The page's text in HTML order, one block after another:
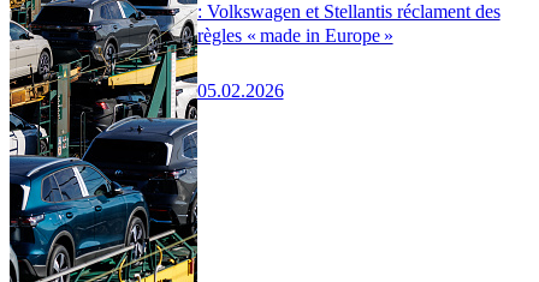
: Volkswagen et Stellantis réclament des
règles « made in Europe »
05.02.2026